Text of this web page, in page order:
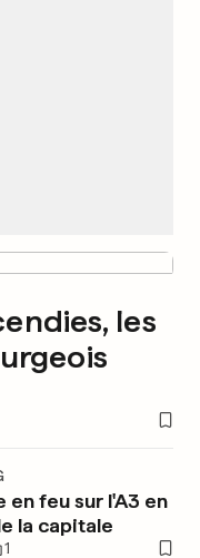
les
en feu sur l'A3 en
la capitale
1